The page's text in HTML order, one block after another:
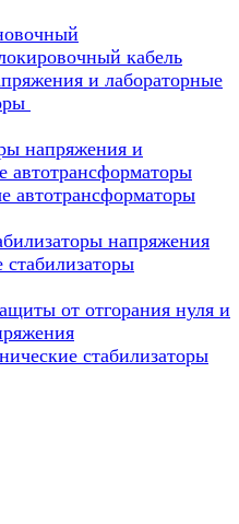
кабель
и лабораторные
напряжения и
автотрансформаторы
автотрансформаторы
напряжения
от отгорания нуля и
стабилизаторы